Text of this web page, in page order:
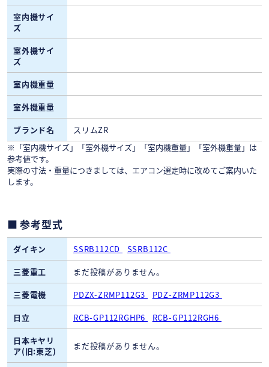
室内機サイ
ズ
室外機サイ
ズ
室内機重量
室外機重量
ブランド名
スリムZR
※「室内機サイズ」「室外機サイズ」「室内機重量」「室外機重量」は
参考値です。
実際の寸法・重量につきましては、エアコン選定時に改めてご案内いた
します。
参考型式
ダイキン SSRB112CD
SSRB112C
三菱重工
まだ投稿がありません。
三菱電機
PDZX-ZRMP112G3
PDZ-ZRMP112G3
日立
RCB-GP112RGHP6
RCB-GP112RGH6
日本キヤリ
ア(旧:東芝)
まだ投稿がありません。